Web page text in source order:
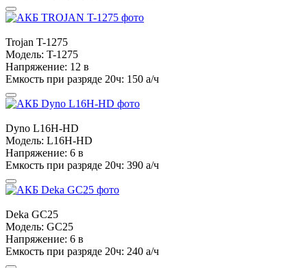
Trojan T-1275
Модель: T-1275
Напряжение: 12 в
Емкость при разряде 20ч: 150 а/ч
Dyno L16H-HD
Модель: L16H-HD
Напряжение: 6 в
Емкость при разряде 20ч: 390 а/ч
Deka GC25
Модель: GC25
Напряжение: 6 в
Емкость при разряде 20ч: 240 а/ч